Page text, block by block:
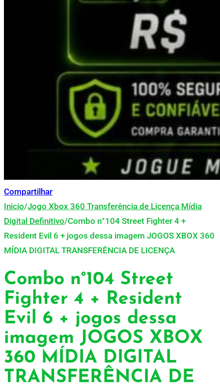
Compartilhar
Inicio/Jogo Xbox 360 Transferência de Licença Mídia
Digital Definitivo/Combo n°104 Street Fighter 4 +
Resident Evil 6 + jogos dessa imagem JOGOS XBOX 360
MÍDIA DIGITAL TRANSFERÊNCIA DE LICENÇA
Combo n°104 Street
Fighter 4 + Resident
Evil 6 + jogos dessa
imagem JOGOS XBOX
360 MÍDIA DIGITAL
TRANSFERÊNCIA DE